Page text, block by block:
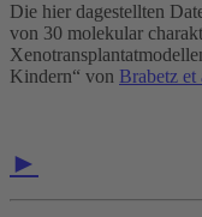
Die hier dagestellten
von 30 molekular
Kindern“ von Brabetz et
►